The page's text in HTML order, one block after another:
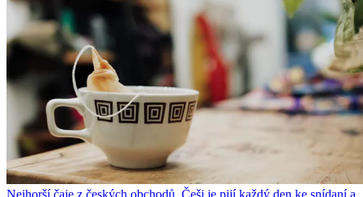
Nejhorší čaje z českých obchodů. Češi je pijí každý den ke snídaní a